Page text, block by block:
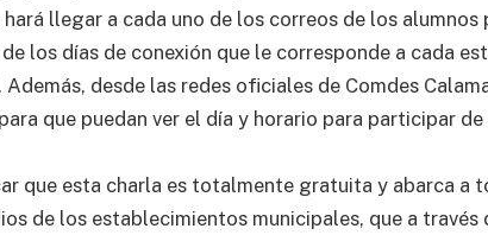
llegar a cada uno de los correos de los alumnos
los días de conexión que le corresponde a cada
Además, desde las redes oficiales de Comdes
que puedan ver el día y horario para participar
que esta charla es totalmente gratuita y abarca a
de los establecimientos municipales, que a través